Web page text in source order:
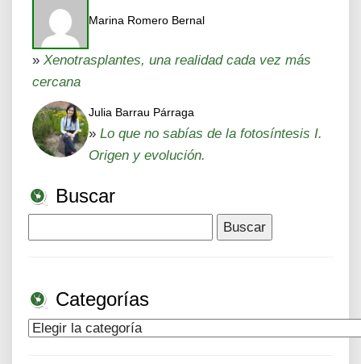
Marina Romero Bernal
» Xenotrasplantes, una realidad cada vez más
cercana
Julia Barrau Párraga
» Lo que no sabías de la fotosíntesis I.
Origen y evolución.
Buscar
Categorías
Categorías